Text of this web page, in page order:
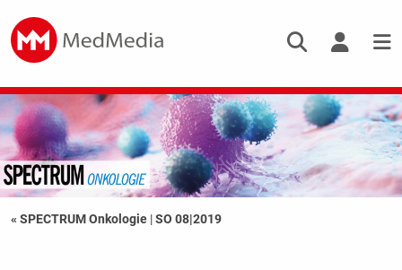
« SPECTRUM Onkologie |SO 08|2019